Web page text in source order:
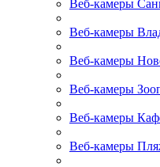
Веб-камеры
Веб-камеры
Веб-камеры
Веб-камеры
Веб-камеры
Веб-камеры